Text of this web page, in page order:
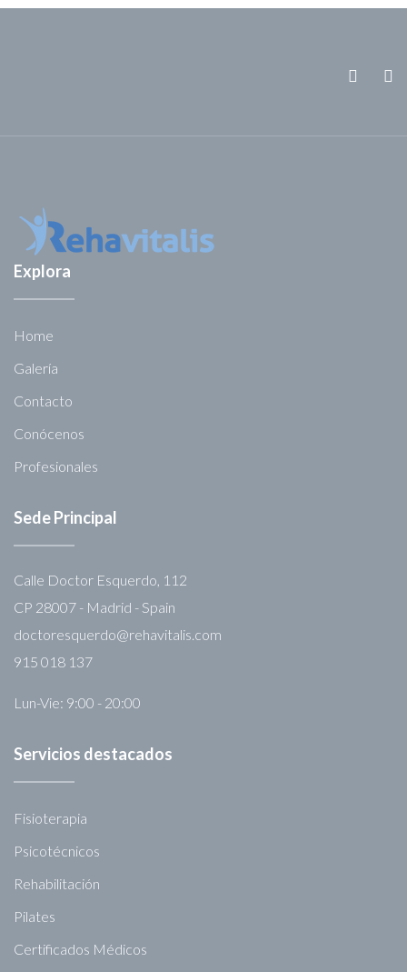
Explora
Home
Galería
Contacto
Conócenos
Profesionales
Sede Principal
Calle Doctor Esquerdo, 112
CP 28007 - Madrid - Spain
doctoresquerdo@rehavitalis.com
915 018 137
Lun-Vie: 9:00 - 20:00
Servicios destacados
Fisioterapia
Psicotécnicos
Rehabilitación
Pilates
Certificados Médicos